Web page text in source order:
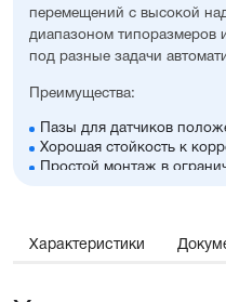
перемещений с высокой
диапазоном типоразмеров
под разные задачи
Преимущества:
Пазы для датчиков
Хорошая стойкость к
Простой монтаж в
Характеристики